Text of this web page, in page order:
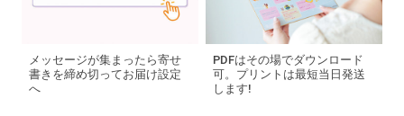
メッセージが集まったら寄せ
書きを締め切ってお届け設定
へ
PDFはその場でダウンロード
可。 プリントは最短当日発送
します!